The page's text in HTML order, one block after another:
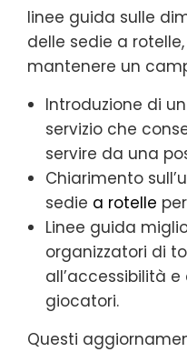
linee guida sulle
delle sedie a
mantenere un
Introduzione di
servizio che
servire da una
Chiarimento
sedie a rotelle
Linee guida
organizzatori di
all’accessibilità
giocatori.
Questi